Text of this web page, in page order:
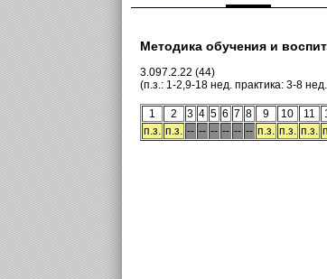
Методика обучения и
3.097.2.22 (44)
(п.з.: 1-2,9-18 нед. практика: 3-8
1 2 3 4 5 6 7 8 9 10 11
п.з. п.з. -- -- -- -- -- -- п.з. п.з. п.з.